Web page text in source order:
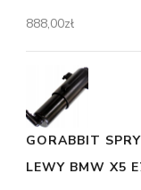
888,00zł
GORABBIT
LEWY BMW X5